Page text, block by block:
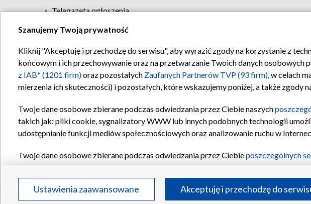
Telegazeta ogłoszenia
Regulamin TVP Polityka prywatności
Szanujemy Twoją prywatność
Kliknij "Akceptuję i przechodzę do serwisu", aby wyrazić zgody na korzystanie z
końcowym i ich przechowywanie oraz na przetwarzanie Twoich danych osobowych
z IAB* (1201 firm)oraz pozostałych Zaufanych Partnerów TVP (93 firm), w celach
mierzenia ich skuteczności) i pozostałych, które wskazujemy poniżej, a także zgody
Twoje dane osobowe zbierane podczas odwiedzania przez Ciebie naszych
takich jak: pliki cookie, sygnalizatory WWW lub innych podobnych technologii
udostępnianie funkcji mediów społecznościowych oraz analizowanie ruchu w
Twoje dane osobowe zbierane podczas odwiedzania przez Ciebieposzczególnych
Partnerów TVPdla realizacji następujących celów i funkcji: przechowywania
reklam, tworzenia profilu spersonalizowanych reklam, tworzenia profilu
Ustawienia zaawansowane Akceptuję i przechodzę do